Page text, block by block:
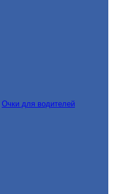
Очки для водителей